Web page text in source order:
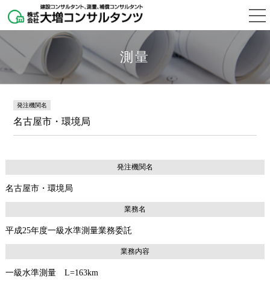
測量
発注機関名
名古屋市・環境局
発注機関名
名古屋市・環境局
業務名
平成25年度一級水準測量業務委託
業務内容
一級水準測量 L=163km